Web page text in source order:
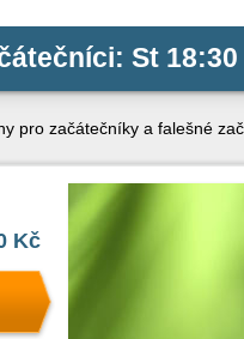
St 18:30
pro začátečníky a falešné
Kč